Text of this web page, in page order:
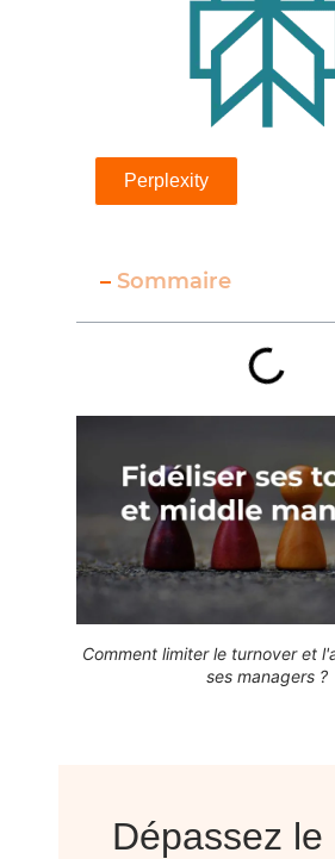
– Sommaire
Comment limiter le turnover et
ses managers ?
Dépassez le
Perplexity